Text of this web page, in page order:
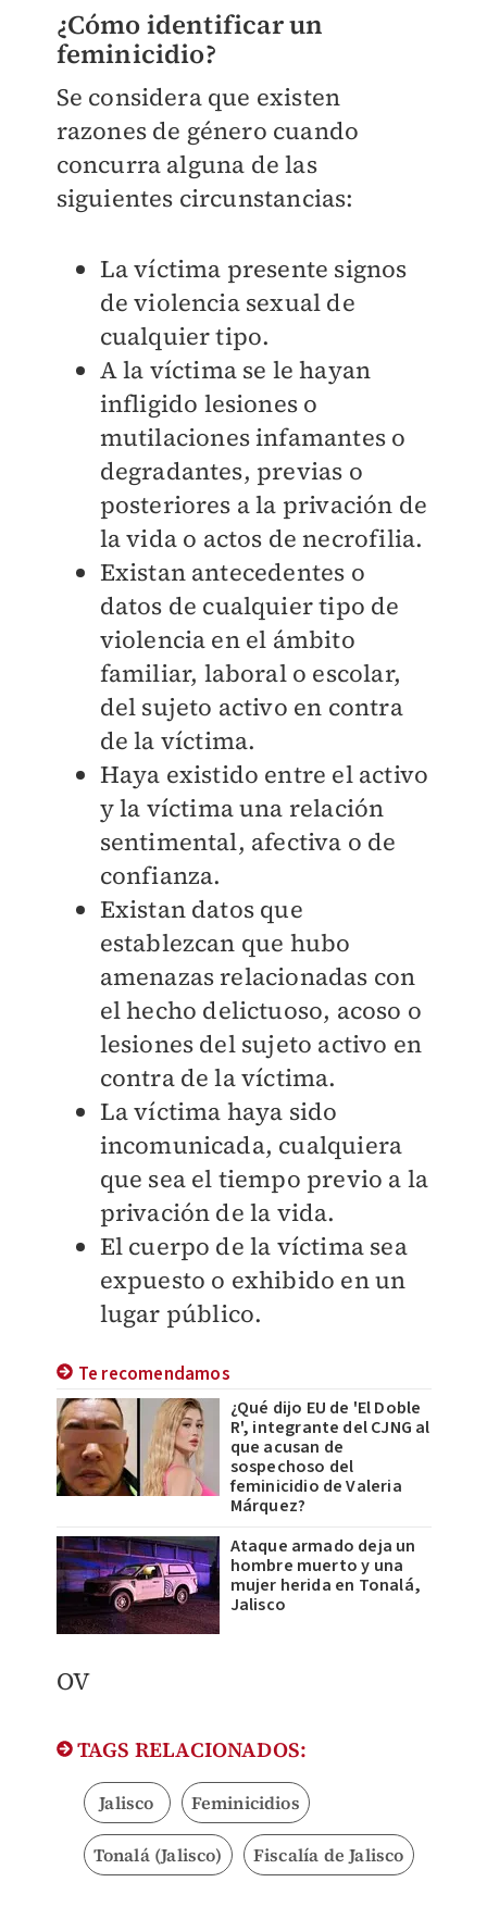
¿Cómo identificar un
feminicidio?
Se considera que existen
razones de género cuando
concurra alguna de las
siguientes circunstancias:
La víctima presente signos
de violencia sexual de
cualquier tipo.
A la víctima se le hayan
infligido lesiones o
mutilaciones infamantes o
degradantes, previas o
posteriores a la privación de
la vida o actos de necrofilia.
Existan antecedentes o
datos de cualquier tipo de
violencia en el ámbito
familiar, laboral o escolar,
del sujeto activo en contra
de la víctima.
Haya existido entre el activo
y la víctima una relación
sentimental, afectiva o de
confianza.
Existan datos que
establezcan que hubo
amenazas relacionadas con
el hecho delictuoso, acoso o
lesiones del sujeto activo en
contra de la víctima.
La víctima haya sido
incomunicada, cualquiera
que sea el tiempo previo a la
privación de la vida.
El cuerpo de la víctima sea
expuesto o exhibido en un
lugar público.
Te recomendamos
¿Qué dijo EU de 'El Doble
R', integrante del CJNG al
que acusan de
sospechoso del
feminicidio de Valeria
Márquez?
Ataque armado deja un
hombre muerto y una
mujer herida en Tonalá,
Jalisco
OV
TAGS RELACIONADOS:
Jalisco Feminicidios
Tonalá (Jalisco) Fiscalía de Jalisco